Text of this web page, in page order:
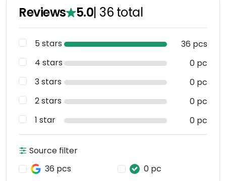
Reviews 5.0| 36 total
5 stars
36 pcs
4 stars
0 pc
3 stars
0 pc
2 stars
0 pc
1 star
0 pc
Source filter
36 pcs
0 pc